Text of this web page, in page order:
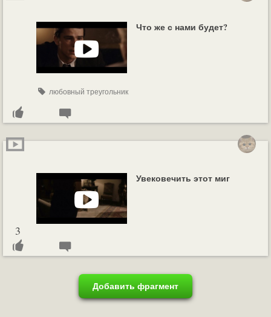
Что же с нами будет?
любовный треугольник
Увековечить этот миг
3
Добавить фрагмент